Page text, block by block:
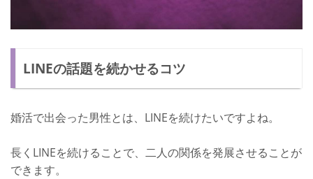
LINEの話題を続かせるコツ
婚活で出会った男性とは、LINEを続けたいですよね。
長くLINEを続けることで、二人の関係を発展させることが
できます。